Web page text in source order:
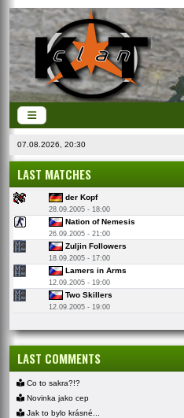
07.08.2026, 20:30
LAST MATCHES
der Kopf
28.09.2005 - 18:00
Nation of Nemesis
26.09.2005 - 21:00
Zuljin Followers
18.09.2005 - 17:00
Lamers in Arms
12.09.2005 - 19:00
Two Skillers
12.09.2005 - 19:00
LAST COMMENTS
Co to sakra?!?
Novinka jako cep
Jak to bylo krásné...